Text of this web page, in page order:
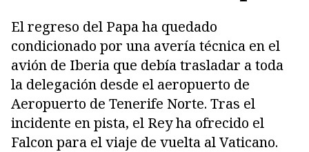
El regreso del Papa ha quedado
condicionado por una avería técnica en el
avión de Iberia que debía trasladar a toda
la delegación desde el aeropuerto de
Aeropuerto de Tenerife Norte. Tras el
incidente en pista, el Rey ha ofrecido el
Falcon para el viaje de vuelta al Vaticano.